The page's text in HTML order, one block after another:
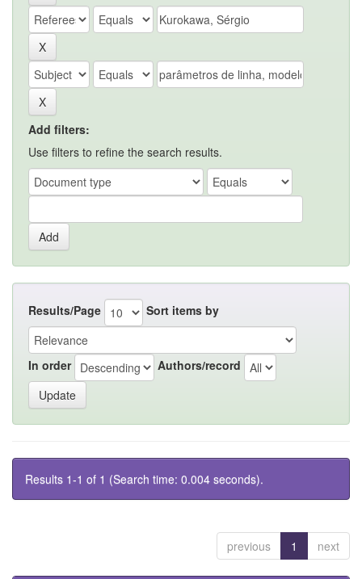
Add filters:
Use filters to refine the search results.
Results/Page Sort items by
In order Authors/record
Results 1-1 of 1 (Search time: 0.004 seconds).
previous 1 next